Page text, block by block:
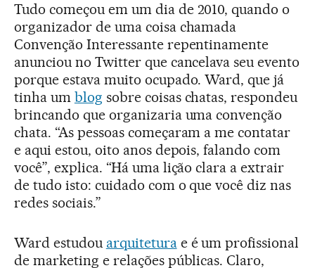
Tudo começou em um dia de 2010, quando o
organizador de uma coisa chamada
Convenção Interessante repentinamente
anunciou no Twitter que cancelava seu evento
porque estava muito ocupado. Ward, que já
tinha um blog sobre coisas chatas, respondeu
brincando que organizaria uma convenção
chata. “As pessoas começaram a me contatar
e aqui estou, oito anos depois, falando com
você”, explica. “Há uma lição clara a extrair
de tudo isto: cuidado com o que você diz nas
redes sociais.”
Ward estudou arquiteturae é um profissional
de marketing e relações públicas. Claro,